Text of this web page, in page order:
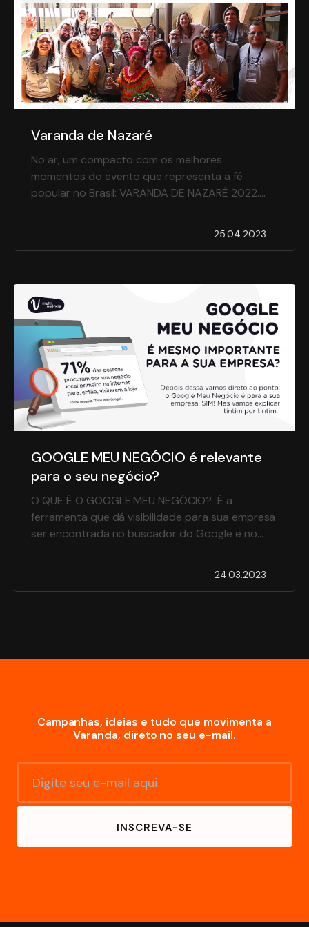
Varanda de Nazaré
No ar, um compacto com os melhores
momentos do evento que representa a fé
popular no Brasil: VARANDA DE NAZARÉ 2022.
25.04.2023
GOOGLE MEU NEGÓCIO é relevante
para o seu negócio?
O QUE É O GOOGLE MEU NEGÓCIO? É a
ferramenta que dá visibilidade para sua empresa
ser encontrada no buscador do Google e no
24.03.2023
Campanhas, ideias e tudo que movimenta a
Varanda, direto no seu e-mail.